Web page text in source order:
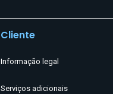
Cliente
Informação legal
Serviços adicionais